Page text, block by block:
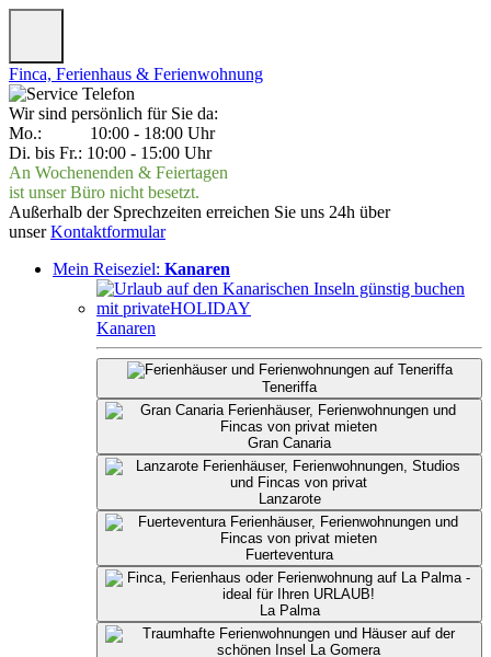
Finca, Ferienhaus & Ferienwohnung
Wir sind persönlich für Sie da:
Mo.: 10:00 - 18:00 Uhr
Di. bis Fr.: 10:00 - 15:00 Uhr
An Wochenenden & Feiertagen
ist unser Büro nicht besetzt.
Außerhalb der Sprechzeiten erreichen Sie uns 24h über
unserKontaktformular
Mein Reiseziel: Kanaren
Kanaren
Teneriffa
Gran Canaria
Lanzarote
Fuerteventura
La Palma